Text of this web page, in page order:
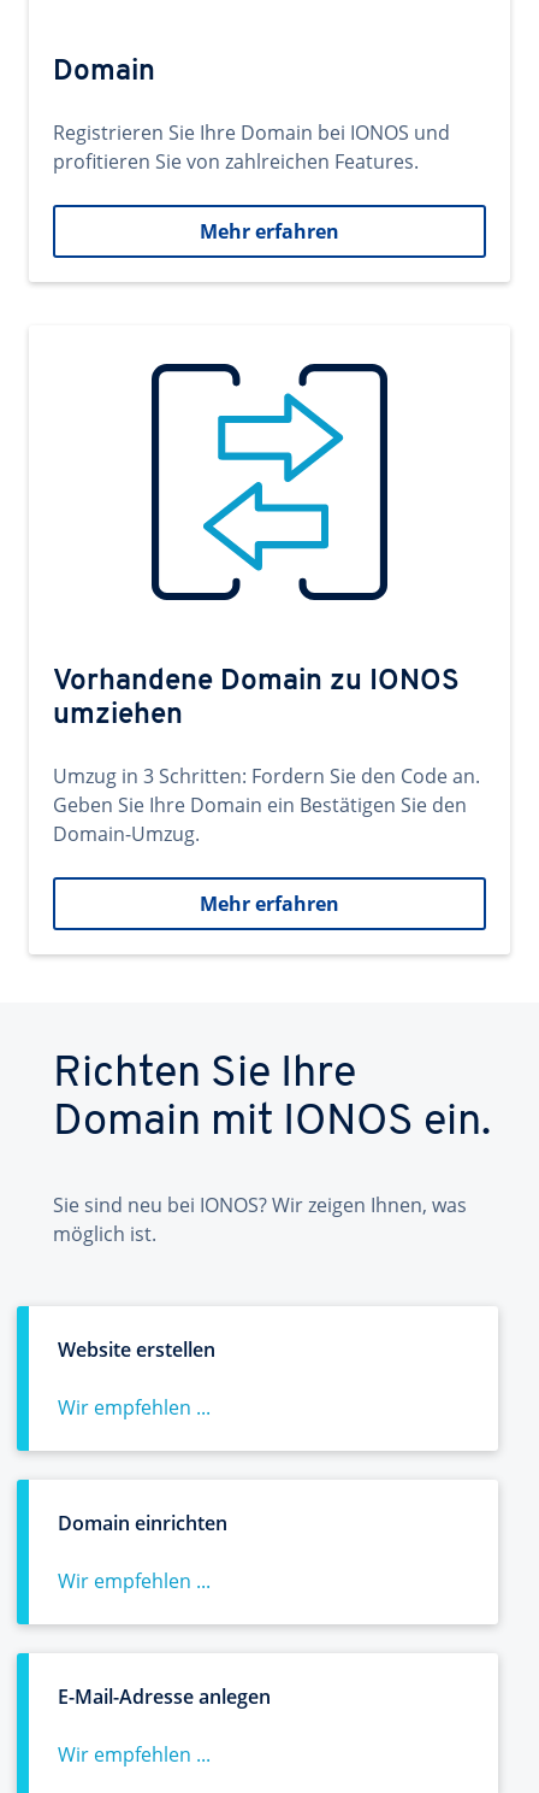
Domain
Registrieren Sie Ihre Domain bei IONOS und
profitieren Sie von zahlreichen Features.
Mehr erfahren
Vorhandene Domain zu IONOS
umziehen
Umzug in 3 Schritten: Fordern Sie den Code an.
Geben Sie Ihre Domain ein Bestätigen Sie den
Domain-Umzug.
Mehr erfahren
Richten Sie Ihre
Domain mit IONOS ein.
Sie sind neu bei IONOS? Wir zeigen Ihnen, was
möglich ist.
Website erstellen
Wir empfehlen ...
Domain einrichten
Wir empfehlen ...
E-Mail-Adresse anlegen
Wir empfehlen ...